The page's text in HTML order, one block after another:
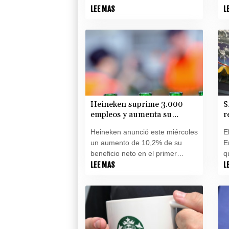
altos responsables de la
críticas por su abortado proyecto
de abrir la institución a la
inversión privada.
LEE MAS
Heineken suprime 3.000
empleos y aumenta su
semestre
Heineken anunció este miércoles
un aumento de 10,2% de su
beneficio neto en el primer
semestre y la eliminación de
de un plan de reestructuración.
LEE MAS